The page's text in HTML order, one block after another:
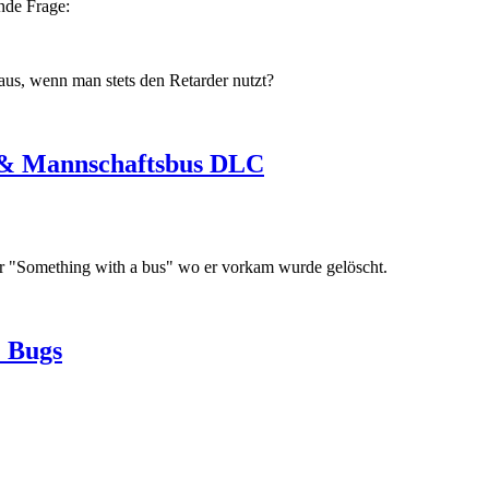
Frage:
wenn man stets den Retarder nutzt?
Mannschaftsbus DLC
with a bus" wo er vorkam wurde gelöscht.